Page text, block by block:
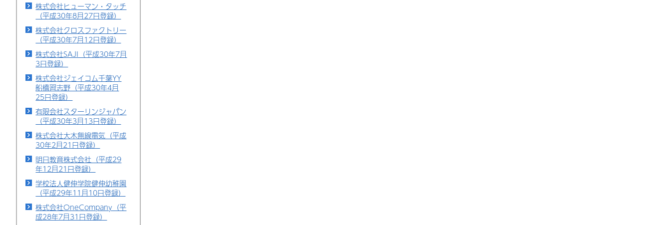
株式会社ヒューマン・タッチ
（平成30年8月27日登録）
株式会社クロスファクトリー
（平成30年7月12日登録）
株式会社SAJI（平成30年7月
3日登録）
株式会社ジェイコム千葉YY
船橋習志野（平成30年4月
25日登録）
有限会社スターリンジャパン
（平成30年3月13日登録）
株式会社大木無線電気（平成
30年2月21日登録）
明日教育株式会社（平成29
年12月21日登録）
学校法人健伸学院健伸幼稚園
（平成29年11月10日登録）
株式会社OneCompany（平
成28年7月31日登録）